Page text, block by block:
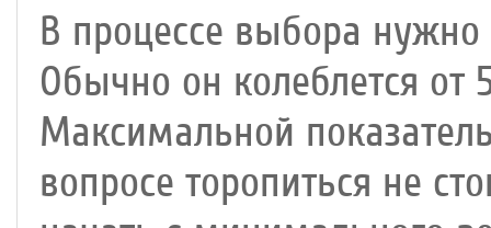
В процессе выбора нужно
Обычно он колеблется
Максимальной
вопросе торопиться не